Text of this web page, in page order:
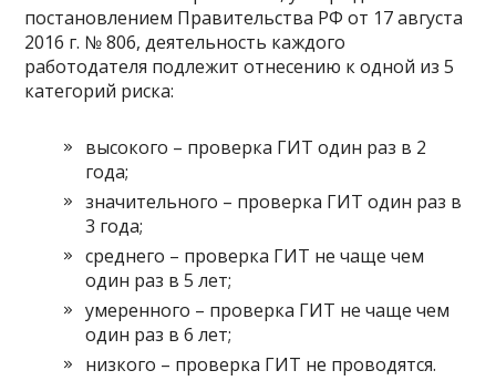
постановлением Правительства РФ от 17 августа
2016 г. № 806, деятельность каждого
работодателя подлежит отнесению к одной из 5
категорий риска:
высокого – проверка ГИТ один раз в 2
года;
значительного – проверка ГИТ один раз в
3 года;
среднего – проверка ГИТ не чаще чем
один раз в 5 лет;
умеренного – проверка ГИТ не чаще чем
один раз в 6 лет;
низкого – проверка ГИТ не проводятся.